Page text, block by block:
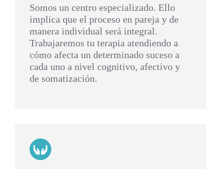
Somos un centro especializado. Ello
implica que el proceso en pareja y de
manera individual será integral.
Trabajaremos tu terapia atendiendo a
cómo afecta un determinado suceso a
cada uno a nivel cognitivo, afectivo y
de somatización.